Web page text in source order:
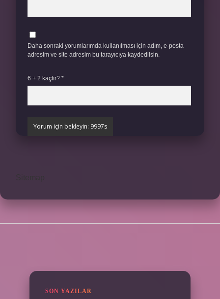
Daha sonraki yorumlarımda kullanılması için adım, e-posta
adresim ve site adresim bu tarayıcıya kaydedilsin.
6 + 2 kaçtır? *
SON YAZILAR